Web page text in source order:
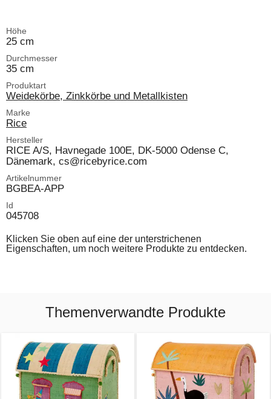
Höhe
25 cm
Durchmesser
35 cm
Produktart
Weidekörbe, Zinkkörbe und Metallkisten
Marke
Rice
Hersteller
RICE A/S, Havnegade 100E, DK-5000 Odense C,
Dänemark, cs@ricebyrice.com
Artikelnummer
BGBEA-APP
Id
045708
Klicken Sie oben auf eine der unterstrichenen
Eigenschaften, um noch weitere Produkte zu entdecken.
Themenverwandte Produkte